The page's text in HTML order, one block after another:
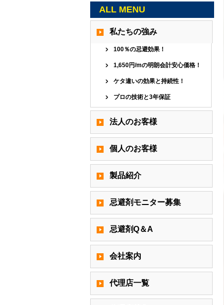
ALL MENU
私たちの強み
100％の忌避効果！
1,650円/mの明朗会計安心価格！
ケタ違いの効果と持続性！
プロの技術と3年保証
法人のお客様
個人のお客様
製品紹介
忌避剤モニター募集
忌避剤Q＆A
会社案内
代理店一覧